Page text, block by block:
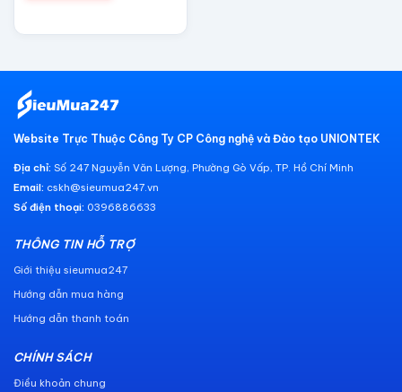
Website Trực Thuộc Công Ty CP Công nghệ và Đào tạo UNIONTEK
Địa chỉ: Số 247 Nguyễn Văn Lượng, Phường Gò Vấp, TP. Hồ Chí Minh
Email: cskh@sieumua247.vn
Số điện thoại: 0396886633
THÔNG TIN HỖ TRỢ
Giới thiệu sieumua247
Hướng dẫn mua hàng
Hướng dẫn thanh toán
CHÍNH SÁCH
Điều khoản chung